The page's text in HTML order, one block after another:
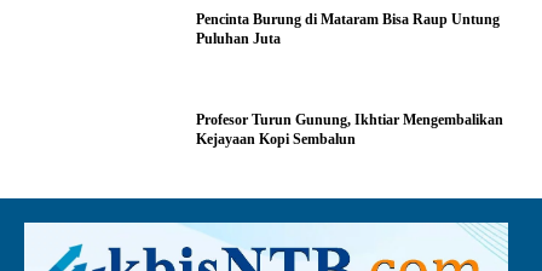
Pencinta Burung di Mataram Bisa Raup Untung
Puluhan Juta
Profesor Turun Gunung, Ikhtiar Mengembalikan
Kejayaan Kopi Sembalun